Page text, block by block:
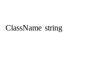
ClassName string